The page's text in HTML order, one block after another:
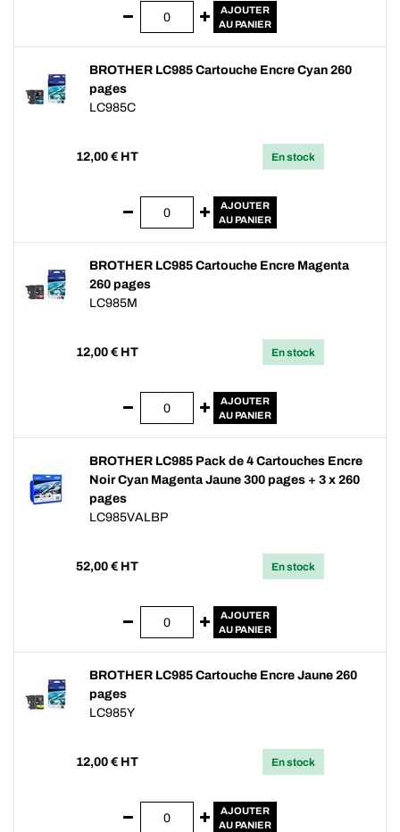
AJOUTER
AU PANIER
BROTHER LC985 Cartouche Encre Cyan 260
pages
LC985C
12,00 € HT En stock
AJOUTER
AU PANIER
BROTHER LC985 Cartouche Encre Magenta
260 pages
LC985M
12,00 € HT En stock
AJOUTER
AU PANIER
BROTHER LC985 Pack de 4 Cartouches Encre
Noir Cyan Magenta Jaune 300 pages + 3 x 260
pages
LC985VALBP
52,00 € HT En stock
AJOUTER
AU PANIER
BROTHER LC985 Cartouche Encre Jaune 260
pages
LC985Y
12,00 € HT En stock
AJOUTER
AU PANIER